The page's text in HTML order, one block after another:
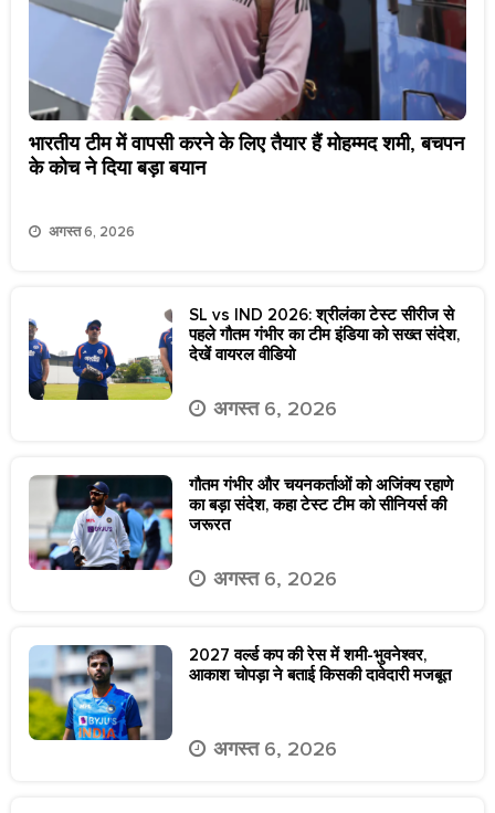
भारतीय टीम में वापसी करने के लिए तैयार हैं मोहम्मद शमी, बचपन
के कोच ने दिया बड़ा बयान
अगस्त 6, 2026
SL vs IND 2026: श्रीलंका टेस्ट सीरीज से
पहले गौतम गंभीर का टीम इंडिया को सख्त संदेश,
देखें वायरल वीडियो
अगस्त 6, 2026
गौतम गंभीर और चयनकर्ताओं को अजिंक्य रहाणे
का बड़ा संदेश, कहा टेस्ट टीम को सीनियर्स की
जरूरत
अगस्त 6, 2026
2027 वर्ल्ड कप की रेस में शमी-भुवनेश्वर,
आकाश चोपड़ा ने बताई किसकी दावेदारी मजबूत
अगस्त 6, 2026